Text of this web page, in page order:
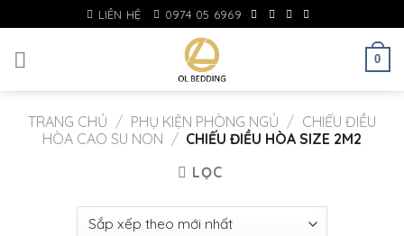
to
content
LIÊN HỆ 0974 05 6969
0
TRANG CHỦ / PHỤ KIỆN PHÒNG NGỦ / CHIẾU ĐIỀU
HÒA CAO SU NON / CHIẾU ĐIỀU HÒA SIZE 2M2
LỌC